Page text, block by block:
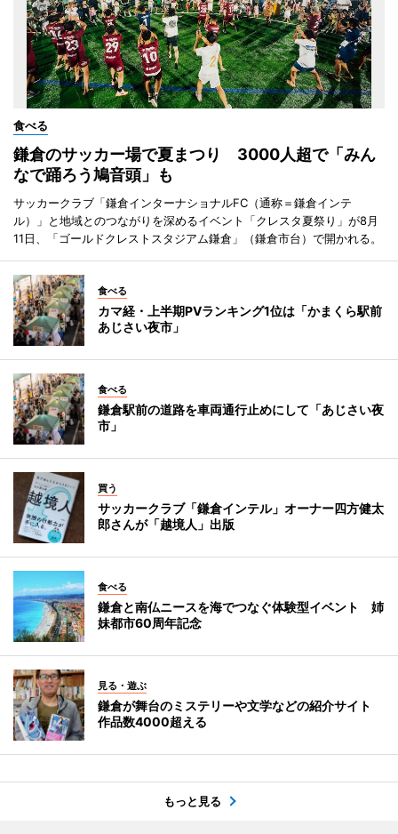
食べる
鎌倉のサッカー場で夏まつり 3000人超で「みん
なで踊ろう鳩音頭」も
サッカークラブ「鎌倉インターナショナルFC（通称＝鎌倉インテ
ル）」と地域とのつながりを深めるイベント「クレスタ夏祭り」が8月
11日、「ゴールドクレストスタジアム鎌倉」（鎌倉市台）で開かれる。
食べる
カマ経・上半期PVランキング1位は「かまくら駅前
あじさい夜市」
食べる
鎌倉駅前の道路を車両通行止めにして「あじさい夜
市」
買う
サッカークラブ「鎌倉インテル」オーナー四方健太
郎さんが「越境人」出版
食べる
鎌倉と南仏ニースを海でつなぐ体験型イベント 姉
妹都市60周年記念
見る・遊ぶ
鎌倉が舞台のミステリーや文学などの紹介サイト
作品数4000超える
もっと見る